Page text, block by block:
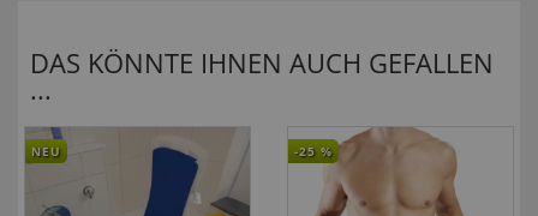
DAS KÖNNTE IHNEN AUCH GEFALLEN
...
NEU -25 %